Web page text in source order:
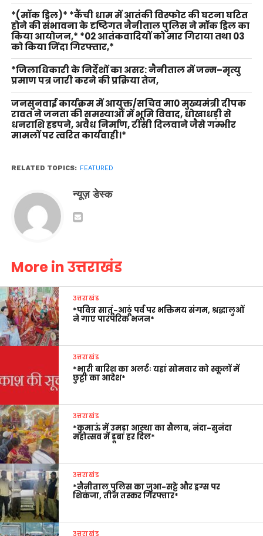
*(मॉक ड्रिल)* *कैंची धाम में आतंकी विस्फोट की घटना घटित
होने की संभावना के दृष्टिगत नैनीताल पुलिस ने मॉक ड्रिल का
किया आयोजन,* *02 आतंकवादियों को मार गिराया तथा 03
को किया जिंदा गिरफ्तार,*
*जिलाधिकारी के निर्देशों का असर: नैनीताल में जन्म–मृत्यु
प्रमाण पत्र जारी करने की प्रक्रिया तेज,
जनसुनवाई कार्यक्रम में आयुक्त/सचिव मा0 मुख्यमंत्री दीपक
रावत ने जनता की समस्याओं में भूमि विवाद, धोखाधड़ी से
धनराशि हडपने, अवैध निर्माण, टीसी दिलवाने जैसे गम्भीर
मामलों पर त्वरित कार्यवाही।*
RELATED TOPICS: FEATURED
न्यूज़ डेस्क
More in उत्तराखंड
उत्तराखंड
*पवित्र सातूं-आठूं पर्व पर भक्तिमय संगम, श्रद्धालुओं
ने गाए पारंपरिक भजन*
उत्तराखंड
*भारी बारिश का अलर्टः यहां सोमवार को स्कूलों में
छुट्टी का आदेश*
उत्तराखंड
*कुमाऊं में उमड़ा आस्था का सैलाब, नंदा-सुनंदा
महोत्सव में डूबा हर दिल*
उत्तराखंड
*नैनीताल पुलिस का जुआ-सट्टे और ड्रग्स पर
शिकंजा, तीन तस्कर गिरफ्तार*
उत्तराखंड